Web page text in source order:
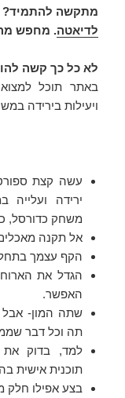
מתקשה להתמיד?
לדיאטה. מחפש
לא כל כך קשה
באתר תוכל
ויעילות בירידה
עשה קצת
ירידה
משחק כדורסל,
אל תקנה
הקף עצמך
הגדל את
האפשר.
שתה המון- אבל
תה וכל דבר
למד, בדוק את
תוכנית אישית
בצע אפילו חלק